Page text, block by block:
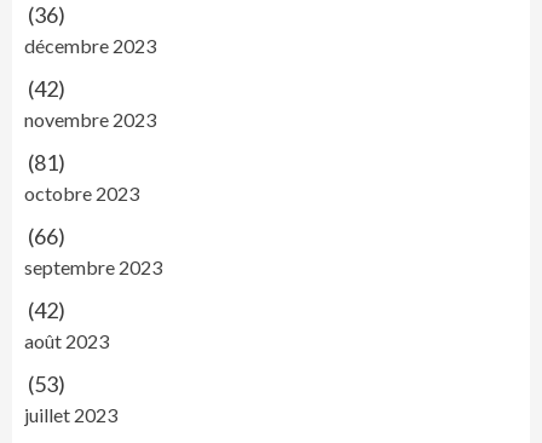
(36)
décembre 2023
(42)
novembre 2023
(81)
octobre 2023
(66)
septembre 2023
(42)
août 2023
(53)
juillet 2023